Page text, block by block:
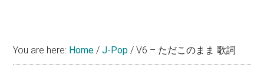
You are here: Home / J-Pop / V6 – ただこのまま 歌詞